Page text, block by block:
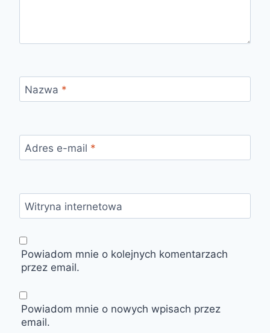
Nazwa *
Adres e-mail *
Witryna internetowa
Powiadom mnie o kolejnych komentarzach
przez email.
Powiadom mnie o nowych wpisach przez
email.